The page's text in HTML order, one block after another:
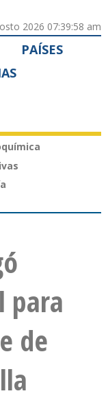
2026 07:39:58 am
PAÍSES
para
de